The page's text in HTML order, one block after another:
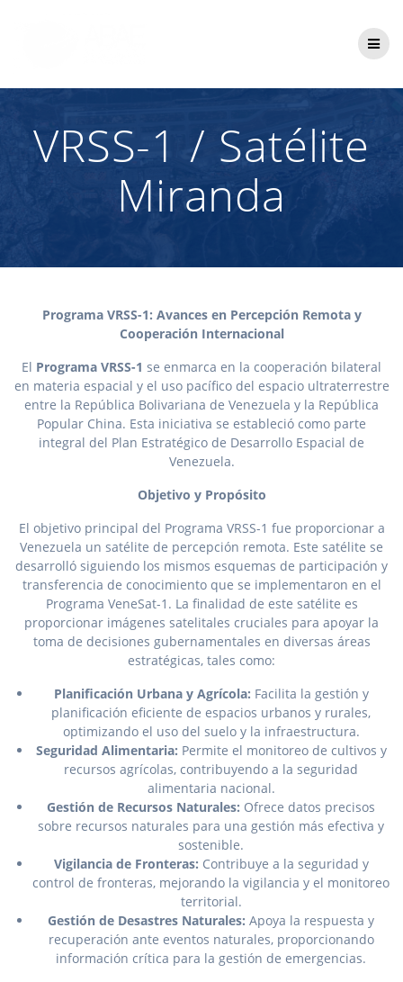
VRSS-1 / Satélite
Miranda
Programa VRSS-1: Avances en Percepción Remota y
Cooperación Internacional
El Programa VRSS-1 se enmarca en la cooperación bilateral
en materia espacial y el uso pacífico del espacio ultraterrestre
entre la República Bolivariana de Venezuela y la República
Popular China. Esta iniciativa se estableció como parte
integral del Plan Estratégico de Desarrollo Espacial de
Venezuela.
Objetivo y Propósito
El objetivo principal del Programa VRSS-1 fue proporcionar a
Venezuela un satélite de percepción remota. Este satélite se
desarrolló siguiendo los mismos esquemas de participación y
transferencia de conocimiento que se implementaron en el
Programa VeneSat-1. La finalidad de este satélite es
proporcionar imágenes satelitales cruciales para apoyar la
toma de decisiones gubernamentales en diversas áreas
estratégicas, tales como:
Planificación Urbana y Agrícola: Facilita la gestión y
planificación eficiente de espacios urbanos y rurales,
optimizando el uso del suelo y la infraestructura.
Seguridad Alimentaria: Permite el monitoreo de cultivos y
recursos agrícolas, contribuyendo a la seguridad
alimentaria nacional.
Gestión de Recursos Naturales: Ofrece datos precisos
sobre recursos naturales para una gestión más efectiva y
sostenible.
Vigilancia de Fronteras: Contribuye a la seguridad y
control de fronteras, mejorando la vigilancia y el monitoreo
territorial.
Gestión de Desastres Naturales: Apoya la respuesta y
recuperación ante eventos naturales, proporcionando
información crítica para la gestión de emergencias.